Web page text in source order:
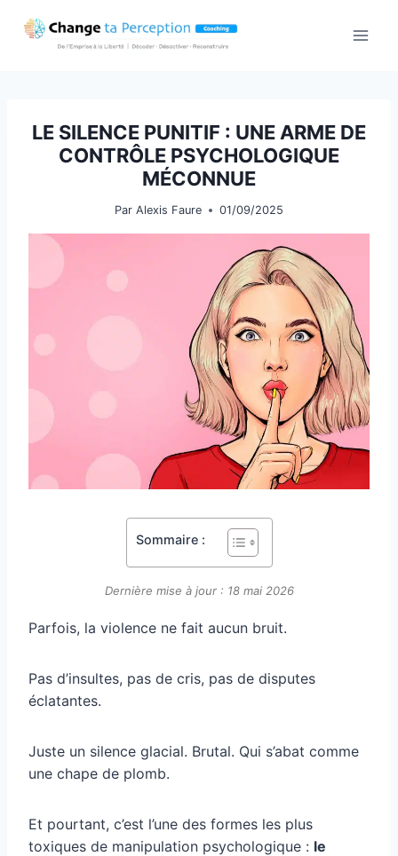
LE SILENCE PUNITIF : UNE ARME DE
CONTRÔLE PSYCHOLOGIQUE
MÉCONNUE
Par Alexis Faure 01/09/2025
Sommaire :
Dernière mise à jour : 18 mai 2026
Parfois, la violence ne fait aucun bruit.
Pas d’insultes, pas de cris, pas de disputes
éclatantes.
Juste un silence glacial. Brutal. Qui s’abat comme
une chape de plomb.
Et pourtant, c’est l’une des formes les plus
toxiques de manipulation psychologique : le